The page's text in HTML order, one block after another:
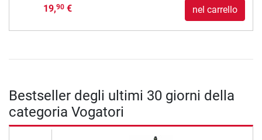
19,90€ nel carrello
Bestseller degli ultimi 30 giorni della
categoria Vogatori